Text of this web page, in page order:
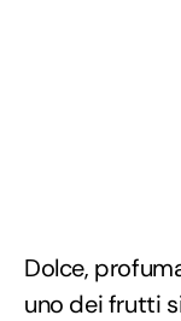
Dolce,
uno dei frutti